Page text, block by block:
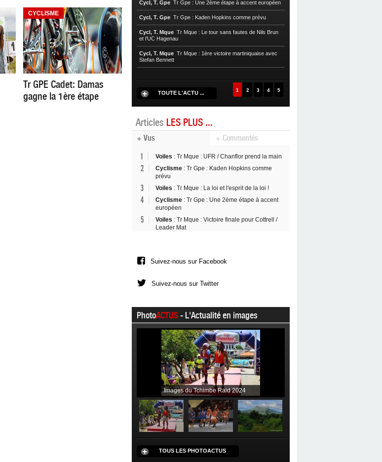
CYCLISME
Tr GPE Cadet: Damas
gagne la 1ère étape
Cycl, T. Gpe Tr Gpe : Une 2ème étape à accent européen
Cycl, T. Gpe Tr Gpe : Kaden Hopkins comme prévu
Cycl, T. Mque Tr Mque : Le tour sans fautes de Nils Brun
et l’UC Hagenau
Cycl, T. Mque Tr Mque : 1ère victoire martiniquaise avec
Stefan Bennett
TOUTE L'ACTU ... 1 2 3 4 5
Articles LES PLUS ...
+ Vus + Commentés
1 Voiles : Tr Mque : UFR / Chanflor prend la main
2 Cyclisme : Tr Gpe : Kaden Hopkins comme
prévu
3 Voiles : Tr Mque : La loi et l'esprit de la loi !
4 Cyclisme : Tr Gpe : Une 2ème étape à accent
européen
5 Voiles : Tr Mque : Victoire finale pour Cottrell /
Leader Mat
Suivez-nous sur Facebook
Suivez-nous sur Twitter
PhotoACTUS- L'Actualité en images
Images du Tchimbe Raid 2024
TOUS LES PHOTOACTUS